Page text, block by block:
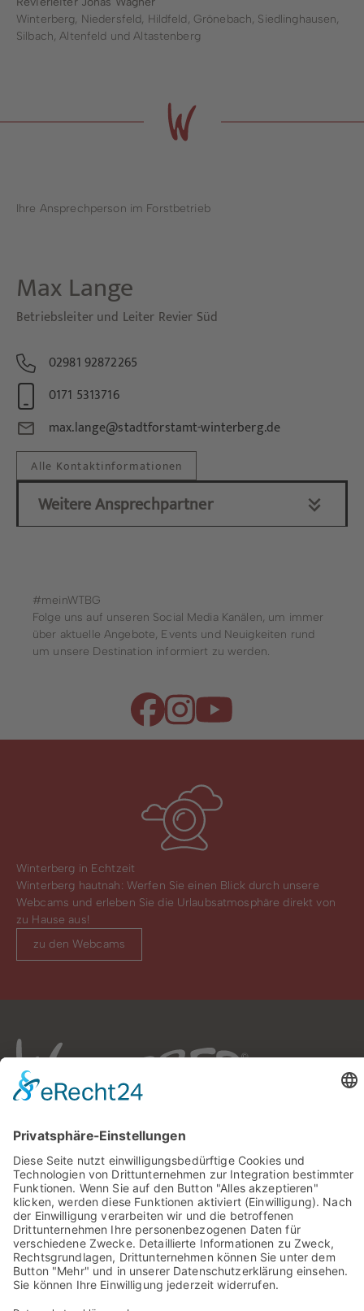
Winterberg, Niedersfeld, Hildfeld, Grönebach, Siedlinghausen,
Silbach, Altenfeld und Altastenberg
Ihre Ansprechperson im Forstbetrieb
MaxLange
Betriebsleiter und Leiter Revier Süd
02981 92872265
0171 5313716
max.lange@stadtforstamt-winterberg.de
Alle Kontaktinformationen
Weitere Ansprechpartner
#meinWTBG
Folge uns auf unseren Social Media Kanälen, um immer
über aktuelle Angebote, Events und Neuigkeiten rund
um unsere Destination informiert zu werden.
Winterberg in Echtzeit
Winterberg hautnah: Werfen Sie einen Blick durch unsere
Webcams und erleben Sie die Urlaubsatmosphäre direkt von
zu Hause aus!
zu den Webcams
0049 2981 800 0
Impressum Datenschutz Barrierefreiheit
Öffnungszeiten
Rechtsverbindliche elektronische Kommunikation
Newsletter